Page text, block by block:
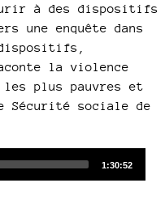
à des dispositifs
une enquête dans
la violence
les plus pauvres et
Sécurité sociale de
Total
1:30:52